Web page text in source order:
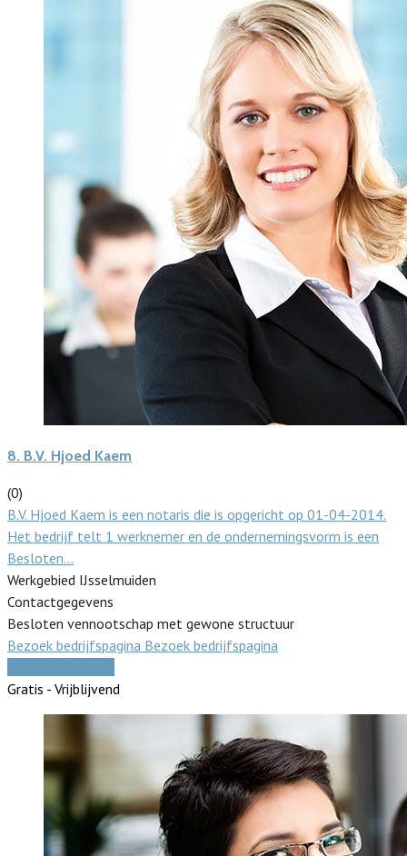
8. B.V. Hjoed Kaem
(0)
B.V. Hjoed Kaem is een notaris die is opgericht op 01-04-2014.
Het bedrijf telt 1 werknemer en de ondernemingsvorm is een
Besloten…
Werkgebied IJsselmuiden
Contactgegevens
Besloten vennootschap met gewone structuur
Bezoek bedrijfspagina Bezoek bedrijfspagina
Gratis - Vrijblijvend